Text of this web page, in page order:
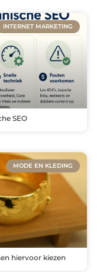
INTERNET MARKETING
SEO
MODE EN KLEDING
hiervoor kiezen